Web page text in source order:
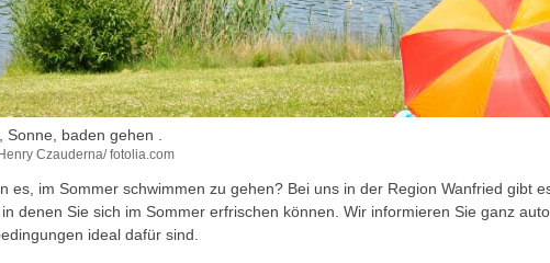
Sonne, baden gehen .
Czauderna/ fotolia.com
es, im Sommer schwimmen zu gehen? Bei uns in der Region Wanfried gibt
denen Sie sich im Sommer erfrischen können. Wir informieren Sie ganz
ideal dafür sind.